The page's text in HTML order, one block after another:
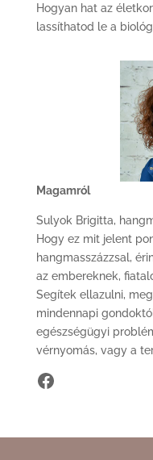
Hogyan hat az
lassíthatod le a
Magamról
Sulyok Brigitta,
Hogy ez mit jelent
hangmasszázzsal,
az embereknek,
Segítek ellazulni,
mindennapi
egészségügyi
vérnyomás, vagy a
https://